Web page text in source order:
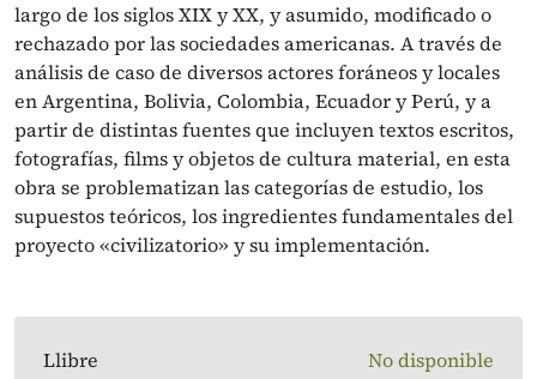
largo de los siglos XIX y XX, y asumido, modificado o
rechazado por las sociedades americanas. A través de
análisis de caso de diversos actores foráneos y locales
en Argentina, Bolivia, Colombia, Ecuador y Perú, y a
partir de distintas fuentes que incluyen textos escritos,
fotografías, films y objetos de cultura material, en esta
obra se problematizan las categorías de estudio, los
supuestos teóricos, los ingredientes fundamentales del
proyecto «civilizatorio» y su implementación.
Llibre No disponible